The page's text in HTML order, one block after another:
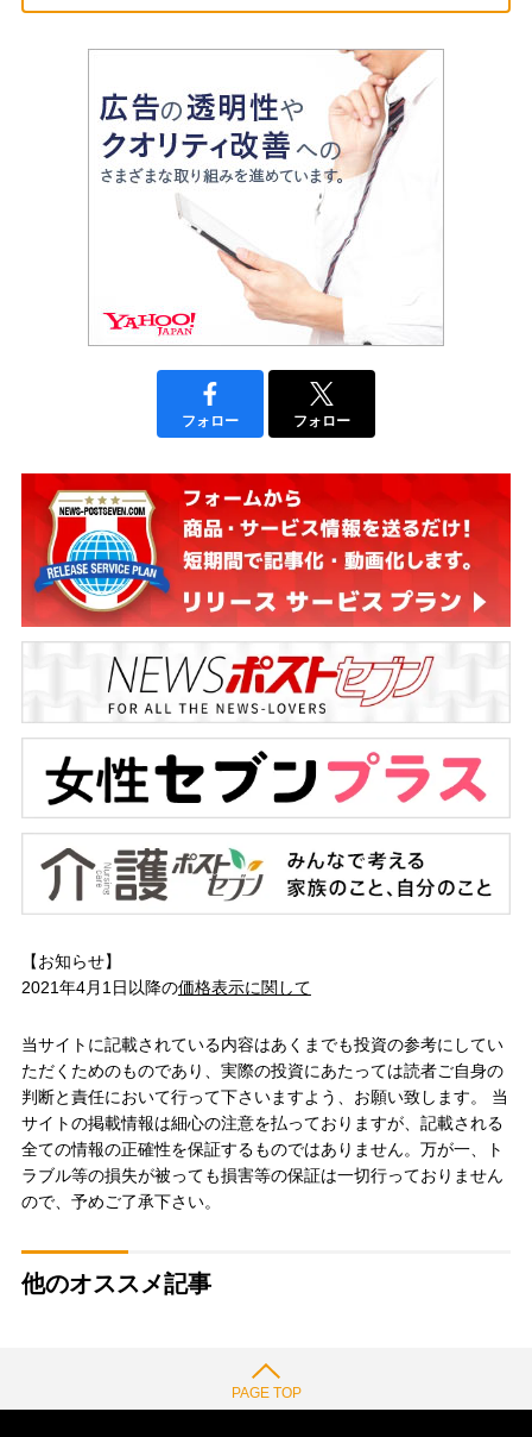
フォロー フォロー
【お知らせ】
2021年4月1日以降の価格表示に関して
当サイトに記載されている内容はあくまでも投資の参考にしてい
ただくためのものであり、実際の投資にあたっては読者ご自身の
判断と責任において行って下さいますよう、お願い致します。 当
サイトの掲載情報は細心の注意を払っておりますが、記載される
全ての情報の正確性を保証するものではありません。万が一、ト
ラブル等の損失が被っても損害等の保証は一切行っておりません
ので、予めご了承下さい。
他のオススメ記事
PAGE TOP